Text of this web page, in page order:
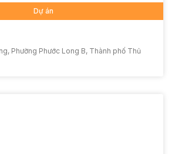
Dự án
Phường Phước Long B, Thành phố Thủ